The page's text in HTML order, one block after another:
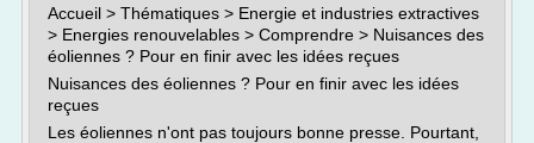
Accueil > Thématiques > Energie et industries extractives
> Energies renouvelables > Comprendre > Nuisances des
éoliennes ? Pour en finir avec les idées reçues
Nuisances des éoliennes ? Pour en finir avec les idées
reçues
Les éoliennes n'ont pas toujours bonne presse. Pourtant,